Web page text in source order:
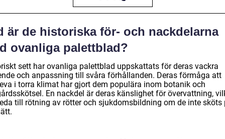
är de historiska för- och nackdelarna
ovanliga palettblad?
sett har ovanliga palettblad uppskattats för deras vackra
och anpassning till svåra förhållanden. Deras förmåga att
i torra klimat har gjort dem populära inom botanik och
En nackdel är deras känslighet för övervattning,
till rötning av rötter och sjukdomsbildning om de inte sköts